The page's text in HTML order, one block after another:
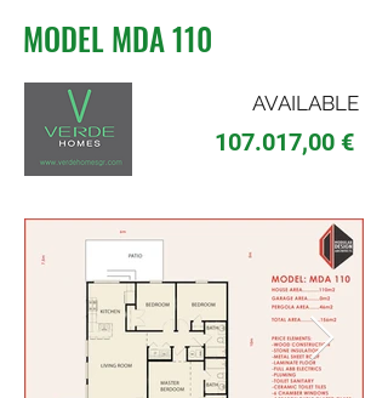
MODEL MDA 110
AVAILABLE
107.017,00 €